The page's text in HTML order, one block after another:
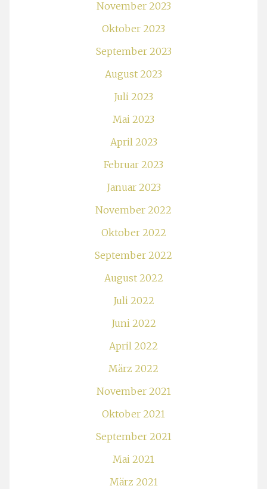
November 2023
Oktober 2023
September 2023
August 2023
Juli 2023
Mai 2023
April 2023
Februar 2023
Januar 2023
November 2022
Oktober 2022
September 2022
August 2022
Juli 2022
Juni 2022
April 2022
März 2022
November 2021
Oktober 2021
September 2021
Mai 2021
März 2021